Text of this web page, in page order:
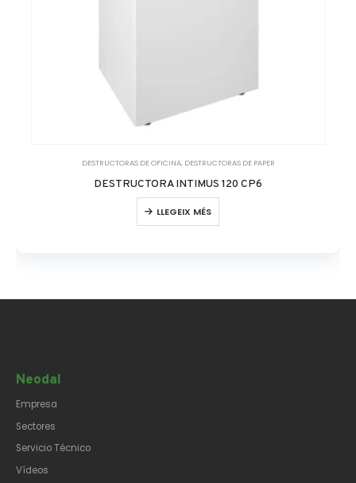
DESTRUCTORAS DE OFICINA, DESTRUCTORAS DE PAPER
DESTRUCTORA INTIMUS 120 CP6
LLEGEIX MÉS
Neodal
Empresa
Sectores
Servicio Técnico
Vídeos